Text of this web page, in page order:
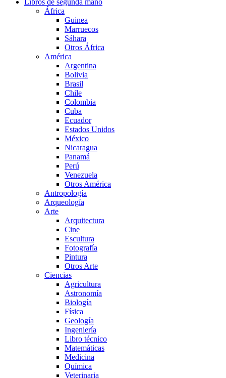
Libros de segunda mano
África
Guinea
Marruecos
Sáhara
Otros África
América
Argentina
Bolivia
Brasil
Chile
Colombia
Cuba
Ecuador
Estados Unidos
México
Nicaragua
Panamá
Perú
Venezuela
Otros América
Antropología
Arqueología
Arte
Arquitectura
Cine
Escultura
Fotografía
Pintura
Otros Arte
Ciencias
Agricultura
Astronomía
Biología
Física
Geología
Ingeniería
Libro técnico
Matemáticas
Medicina
Química
Veterinaria